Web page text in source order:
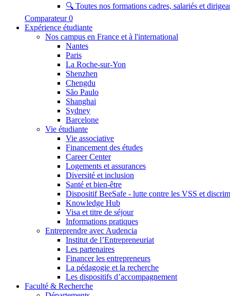
🔍 Toutes nos formations cadres, salariés et
Comparateur 0
Expérience étudiante
Nos campus en France et à l'international
Nantes
Paris
La Roche-sur-Yon
Shenzhen
Chengdu
São Paulo
Shanghai
Sydney
Barcelone
Vie étudiante
Vie associative
Financement des études
Career Center
Logements et assurances
Diversité et inclusion
Santé et bien-être
Dispositif BeeSafe - lutte contre les VSS et
Knowledge Hub
Visa et titre de séjour
Informations pratiques
Entreprendre avec Audencia
Institut de l’Entrepreneuriat
Les partenaires
Financer les entrepreneurs
La pédagogie et la recherche
Les dispositifs d’accompagnement
Faculté & Recherche